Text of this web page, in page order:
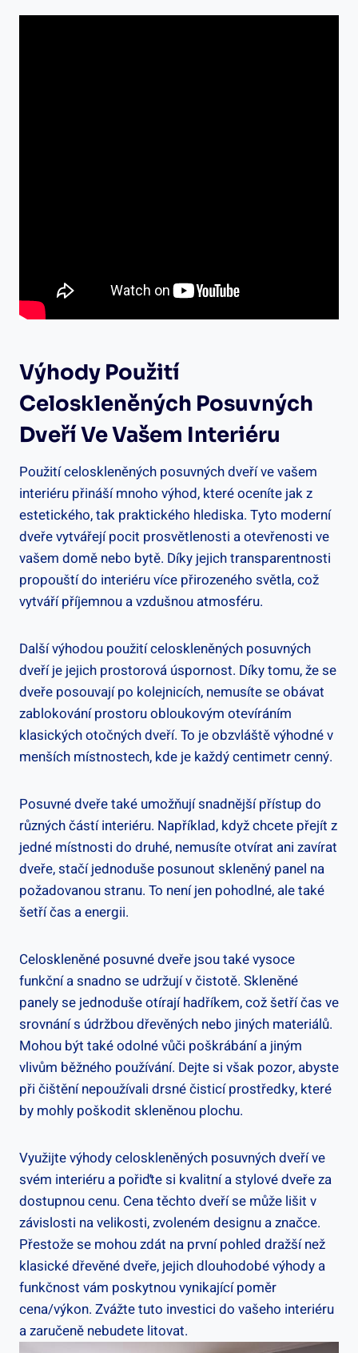
Výhody Použití
Celoskleněných Posuvných
Dveří Ve Vašem Interiéru
Použití celoskleněných posuvných dveří ve vašem
interiéru přináší mnoho výhod, které oceníte jak z
estetického, tak praktického hlediska. Tyto moderní
dveře vytvářejí pocit prosvětlenosti a otevřenosti ve
vašem domě nebo bytě. Díky jejich transparentnosti
propouští do interiéru více přirozeného světla, což
vytváří příjemnou a vzdušnou atmosféru.
Další výhodou použití celoskleněných posuvných
dveří je jejich prostorová úspornost. Díky tomu, že se
dveře posouvají po kolejnicích, nemusíte se obávat
zablokování prostoru obloukovým otevíráním
klasických otočných dveří. To je obzvláště výhodné v
menších místnostech, kde je každý centimetr cenný.
Posuvné dveře také umožňují snadnější přístup do
různých částí interiéru. Například, když chcete přejít z
jedné místnosti do druhé, nemusíte otvírat ani zavírat
dveře, stačí jednoduše posunout skleněný panel na
požadovanou stranu. To není jen pohodlné, ale také
šetří čas a energii.
Celoskleněné posuvné dveře jsou také vysoce
funkční a snadno se udržují v čistotě. Skleněné
panely se jednoduše otírají hadříkem, což šetří čas ve
srovnání s údržbou dřevěných nebo jiných materiálů.
Mohou být také odolné vůči poškrábání a jiným
vlivům běžného používání. Dejte si však pozor, abyste
při čištění nepoužívali drsné čisticí prostředky, které
by mohly poškodit skleněnou plochu.
Využijte výhody celoskleněných posuvných dveří ve
svém interiéru a pořiďte si kvalitní a stylové dveře za
dostupnou cenu. Cena těchto dveří se může lišit v
závislosti na velikosti, zvoleném designu a značce.
Přestože se mohou zdát na první pohled dražší než
klasické dřevěné dveře, jejich dlouhodobé výhody a
funkčnost vám poskytnou vynikající poměr
cena/výkon. Zvážte tuto investici do vašeho interiéru
a zaručeně nebudete litovat.